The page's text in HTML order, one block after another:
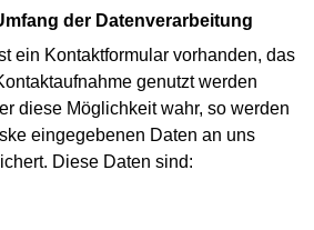
der Datenverarbeitung
ein Kontaktformular vorhanden, das
genutzt werden
diese Möglichkeit wahr, so werden
eingegebenen Daten an uns
Diese Daten sind: